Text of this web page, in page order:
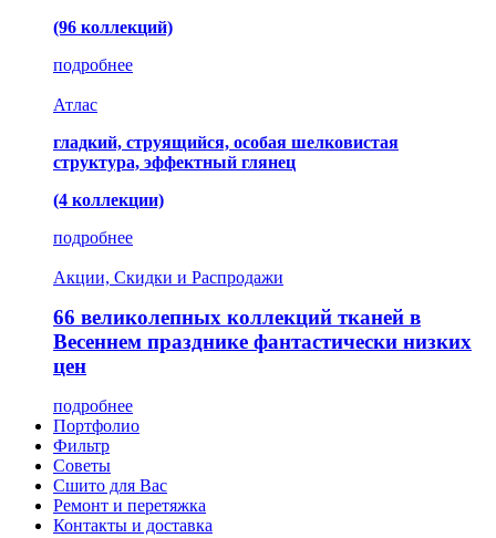
(96 коллекций)
подробнее
Атлас
гладкий, струящийся, особая шелковистая
структура, эффектный глянец
(4 коллекции)
подробнее
Акции, Скидки и Распродажи
66 великолепных коллекций тканей в
Весеннем празднике фантастически низких
цен
подробнее
Портфолио
Фильтр
Советы
Сшито для Вас
Ремонт и перетяжка
Контакты и доставка